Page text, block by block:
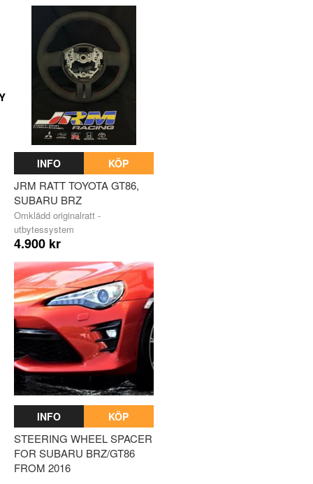
INFO KÖP
JRM RATT TOYOTA GT86,
SUBARU BRZ
Omklädd originalratt -
utbytessystem
4.900 kr
INFO KÖP
STEERING WHEEL SPACER
FOR SUBARU BRZ/GT86
FROM 2016